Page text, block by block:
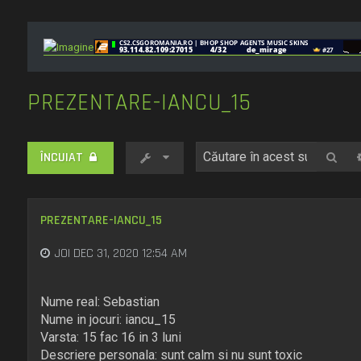
PREZENTARE-IANCU_15
ÎNCUIAT
PREZENTARE-IANCU_15
JOI DEC 31, 2020 12:54 AM
Nume real: Sebastian
Nume in jocuri: iancu_15
Varsta: 15 fac 16 in 3 luni
Descriere personala: sunt calm si nu sunt toxic